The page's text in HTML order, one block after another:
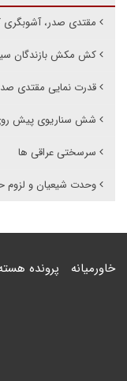
مقتدی صدر، آشوبگری
کش مکش بازندگان
قدرت نمایی مقتدی
شش سناریوی پیش
سرسختی عراقی ها
وحدت شیعیان و لزوم
خاورمیانه پرونده